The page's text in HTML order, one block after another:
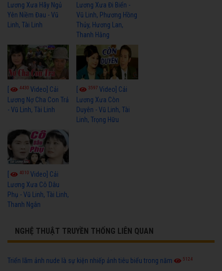
Lương Xưa Hãy Ngủ
Yên Niềm Đau - Vũ
Linh, Tài Linh
Lương Xưa Đi Biển -
Vũ Linh, Phương Hồng
Thủy, Hương Lan,
Thanh Hằng
4430 Video] Cải
Lương Nợ Cha Con Trả
- Vũ Linh, Tài Linh
3597Video] Cải
Lương Xưa Còn
Duyên - Vũ Linh, Tài
Linh, Trọng Hữu
[ 4010 Video] Cải
Lương Xưa Cô Dâu
Phụ - Vũ Linh, Tài Linh,
Thanh Ngân
NGHỆ THUẬT TRUYỀN THỐNG LIÊN QUAN
Triển lãm ảnh nude là sự kiện nhiếp ảnh tiêu biểu trong năm 5124